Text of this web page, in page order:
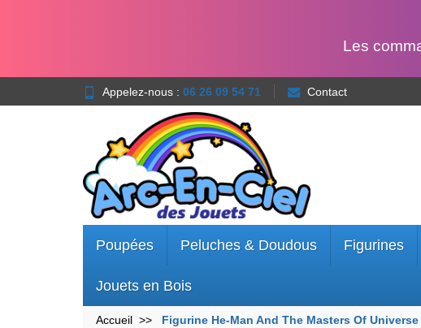
Les
Appelez-nous : 06 26 09 54 71 Contact
Poupées Peluches & Doudous Figurines
Jouets en Bois
Accueil Figurine He-Man And The Masters Of